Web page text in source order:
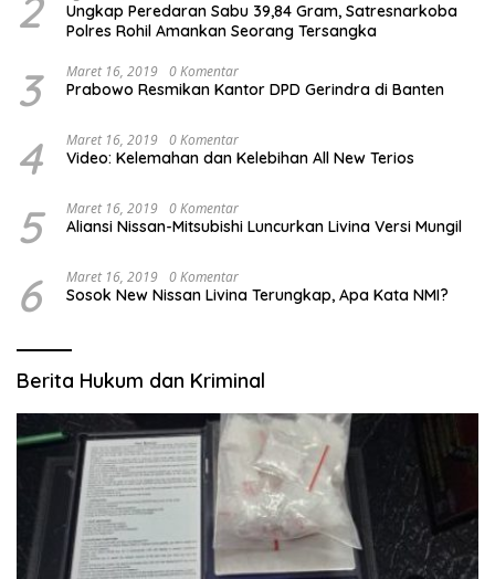
Ungkap Peredaran Sabu 39,84 Gram, Satresnarkoba
Polres Rohil Amankan Seorang Tersangka
3 Maret 16, 2019 0 Komentar
Prabowo Resmikan Kantor DPD Gerindra di Banten
4 Maret 16, 2019 0 Komentar
Video: Kelemahan dan Kelebihan All New Terios
5 Maret 16, 2019 0 Komentar
Aliansi Nissan-Mitsubishi Luncurkan Livina Versi Mungil
6 Maret 16, 2019 0 Komentar
Sosok New Nissan Livina Terungkap, Apa Kata NMI?
Berita Hukum dan Kriminal